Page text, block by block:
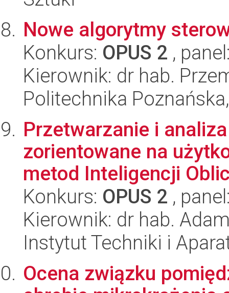
Nowe algorytmy
Konkurs: OPUS 2 ,
Kierownik: dr hab.
Politechnika
Przetwarzanie i
zorientowane na
metod Inteligencji
Konkurs: OPUS 2 ,
Kierownik: dr hab.
Instytut Techniki i
Ocena związku